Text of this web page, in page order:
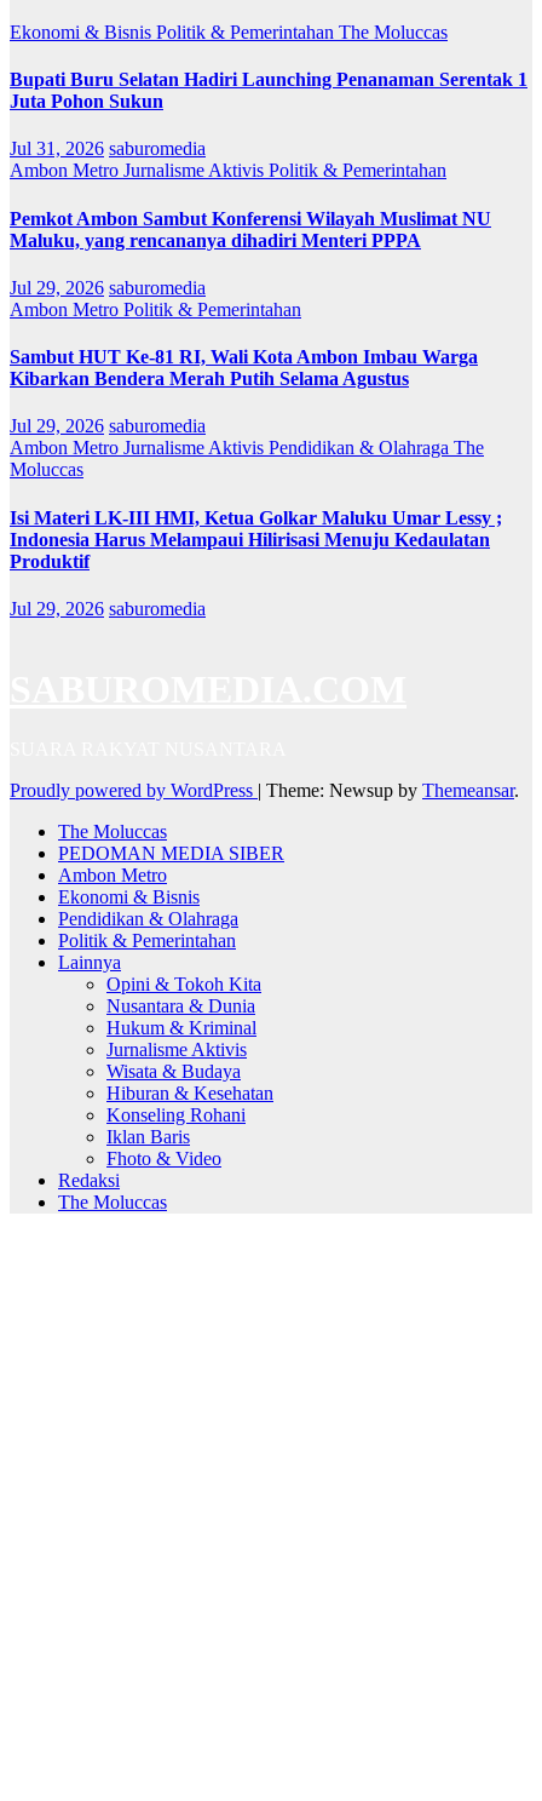
Ekonomi & Bisnis Politik & Pemerintahan The Moluccas
Bupati Buru Selatan Hadiri Launching Penanaman Serentak 1
Juta Pohon Sukun
Jul 31, 2026 saburomedia
Ambon Metro Jurnalisme Aktivis Politik & Pemerintahan
Pemkot Ambon Sambut Konferensi Wilayah Muslimat NU
Maluku, yang rencananya dihadiri Menteri PPPA
Jul 29, 2026 saburomedia
Ambon Metro Politik & Pemerintahan
Sambut HUT Ke-81 RI, Wali Kota Ambon Imbau Warga
Kibarkan Bendera Merah Putih Selama Agustus
Jul 29, 2026 saburomedia
Ambon Metro Jurnalisme Aktivis Pendidikan & Olahraga The
Moluccas
Isi Materi LK-III HMI, Ketua Golkar Maluku Umar Lessy ;
Indonesia Harus Melampaui Hilirisasi Menuju Kedaulatan
Produktif
Jul 29, 2026 saburomedia
Proudly powered by WordPress | Theme: Newsup by Themeansar.
The Moluccas
PEDOMAN MEDIA SIBER
Ambon Metro
Ekonomi & Bisnis
Pendidikan & Olahraga
Politik & Pemerintahan
Lainnya
Opini & Tokoh Kita
Nusantara & Dunia
Hukum & Kriminal
Jurnalisme Aktivis
Wisata & Budaya
Hiburan & Kesehatan
Konseling Rohani
Iklan Baris
Fhoto & Video
Redaksi
The Moluccas